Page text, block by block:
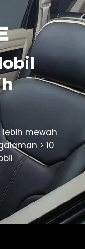
mewah
> 10